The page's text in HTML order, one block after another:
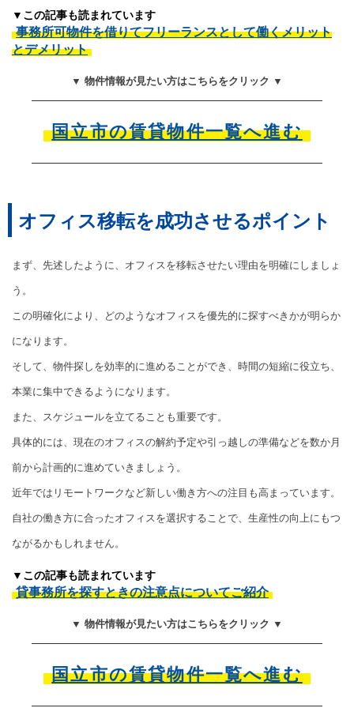
▼この記事も読まれています
事務所可物件を借りてフリーランスとして働くメリット
とデメリット
▼ 物件情報が見たい方はこちらをクリック ▼
国立市の賃貸物件一覧へ進む
オフィス移転を成功させるポイント
まず、先述したように、オフィスを移転させたい理由を明確にしましょ
う。
この明確化により、どのようなオフィスを優先的に探すべきかが明らか
になります。
そして、物件探しを効率的に進めることができ、時間の短縮に役立ち、
本業に集中できるようになります。
また、スケジュールを立てることも重要です。
具体的には、現在のオフィスの解約予定や引っ越しの準備などを数か月
前から計画的に進めていきましょう。
近年ではリモートワークなど新しい働き方への注目も高まっています。
自社の働き方に合ったオフィスを選択することで、生産性の向上にもつ
ながるかもしれません。
▼この記事も読まれています
貸事務所を探すときの注意点についてご紹介
▼ 物件情報が見たい方はこちらをクリック ▼
国立市の賃貸物件一覧へ進む